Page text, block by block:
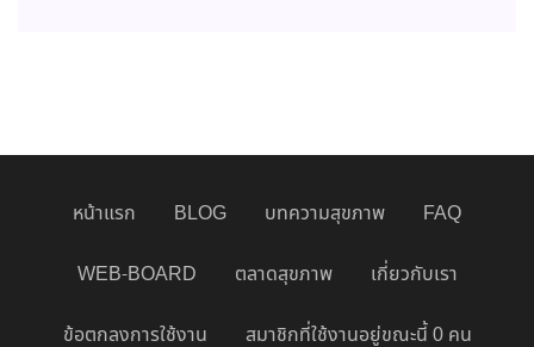
หน้าแรก BLOG บทความสุขภาพ FAQ
WEB-BOARD ตลาดสุขภาพ เกี่ยวกับเรา
ข้อตกลงการใช้งาน สมาชิกที่ใช้งานอยู่ขณะนี้ 0 คน